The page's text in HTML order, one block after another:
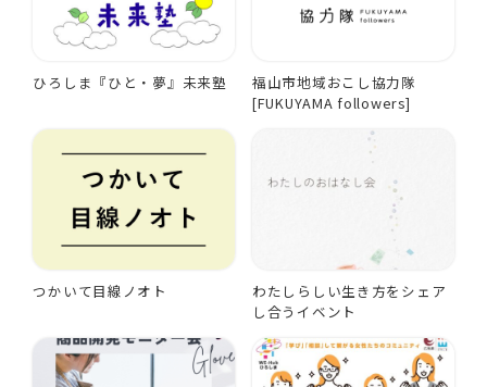
ひろしま『ひと・夢』未来塾
福山市地域おこし協力隊
[FUKUYAMA followers]
つかいて目線ノオト
わたしらしい生き方をシェア
し合うイベント